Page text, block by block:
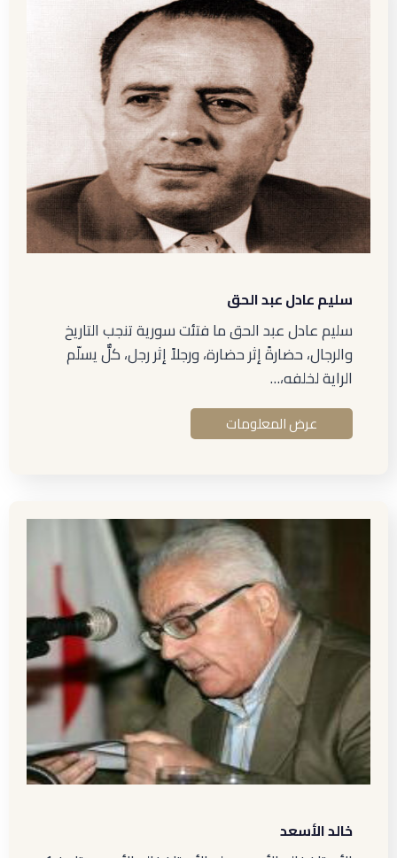
سليم عادل عبد الحق
سليم عادل عبد الحق ما فتئت سورية تنجب التاريخ
والرجال، حضارةً إثر حضارة، ورجلاً إثر رجل، كلٌّ يسلّم
الراية لخلفه،…
عرض المعلومات
خالد الأسعد